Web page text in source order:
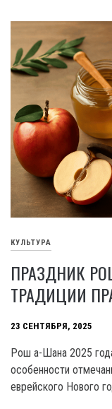
КУЛЬТУРА
ПРАЗДНИК
ТРАДИЦИИ
23 СЕНТЯБРЯ, 2025
Рош а-Шана 2025
особенности
еврейского Нового